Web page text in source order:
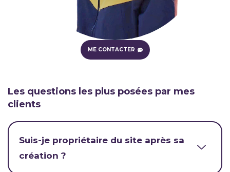
ME CONTACTER
Les questions les plus posées par mes
clients
Suis-je propriétaire du site après sa
création ?